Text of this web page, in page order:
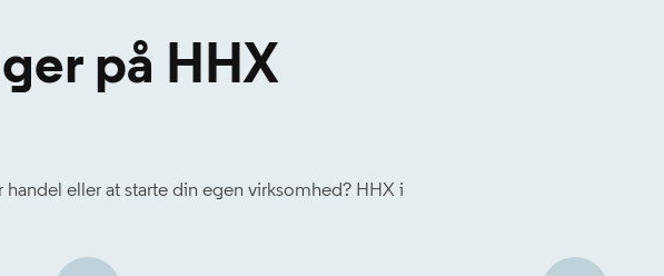
på HHX
eller at starte din egen virksomhed? HHX i